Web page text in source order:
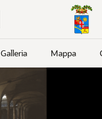
Galleria Mappa